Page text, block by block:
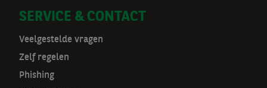
a
v
SERVICE & CONTACT
Veelgestelde vragen
Zelf regelen
Phishing